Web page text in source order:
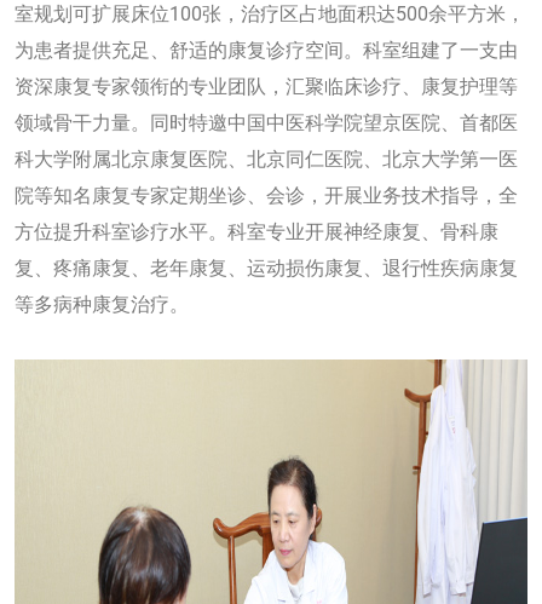
室规划可扩展床位100张，治疗区占地面积达500余平方米，
为患者提供充足、舒适的康复诊疗空间。科室组建了一支由
资深康复专家领衔的专业团队，汇聚临床诊疗、康复护理等
领域骨干力量。同时特邀中国中医科学院望京医院、首都医
科大学附属北京康复医院、北京同仁医院、北京大学第一医
院等知名康复专家定期坐诊、会诊，开展业务技术指导，全
方位提升科室诊疗水平。科室专业开展神经康复、骨科康
复、疼痛康复、老年康复、运动损伤康复、退行性疾病康复
等多病种康复治疗。